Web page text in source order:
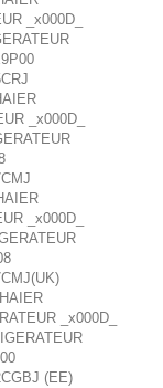
_x000D_
_x000D_
_x000D_
_x000D_
(EE)